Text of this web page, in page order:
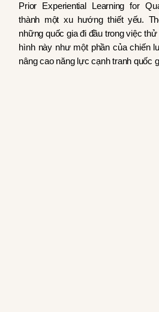
Prior Experiential Learning for
thành một xu hướng thiết yếu.
những quốc gia đi đầu trong việc
hình này như một phần của chiến
nâng cao năng lực cạnh tranh quốc